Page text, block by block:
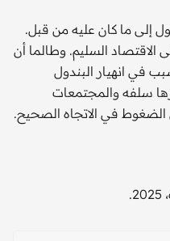
إلى ما كان عليه من قبل.
السليم. وطالما أن
في انهيار البندول
سلفه والمجتمعات
في الاتجاه الصحيح.